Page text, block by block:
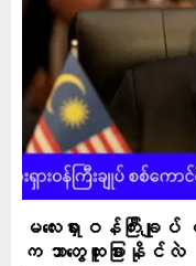
မလေးရှားဝန်ကြီး
က ဘာတွေထူးခြားနိုင်လဲ